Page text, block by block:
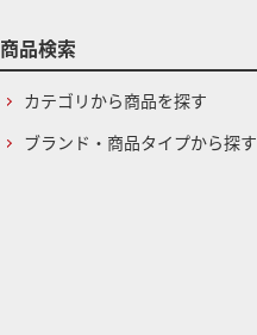
商品検索
カテゴリから商品を探す
ブランド・商品タイプから探す